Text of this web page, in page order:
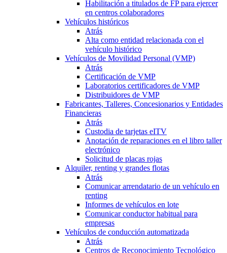
Habilitación a titulados de FP para ejercer
en centros colaboradores
Vehículos históricos
Atrás
Alta como entidad relacionada con el
vehículo histórico
Vehículos de Movilidad Personal (VMP)
Atrás
Certificación de VMP
Laboratorios certificadores de VMP
Distribuidores de VMP
Fabricantes, Talleres, Concesionarios y Entidades
Financieras
Atrás
Custodia de tarjetas eITV
Anotación de reparaciones en el libro taller
electrónico
Solicitud de placas rojas
Alquiler, renting y grandes flotas
Atrás
Comunicar arrendatario de un vehículo en
renting
Informes de vehículos en lote
Comunicar conductor habitual para
empresas
Vehículos de conducción automatizada
Atrás
Centros de Reconocimiento Tecnológico